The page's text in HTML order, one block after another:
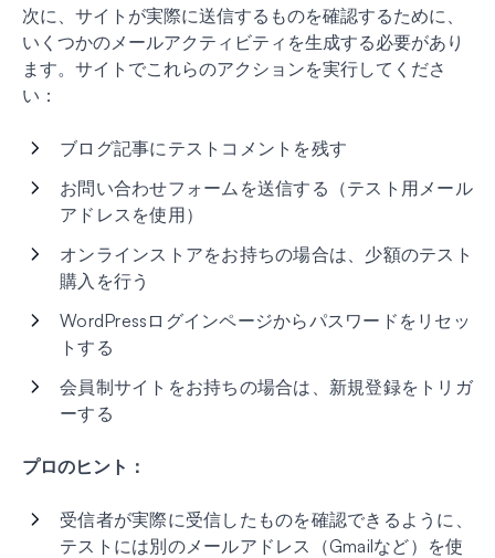
次に、サイトが実際に送信するものを確認するために、
いくつかのメールアクティビティを生成する必要があり
ます。サイトでこれらのアクションを実行してくださ
い：
ブログ記事にテストコメントを残す
お問い合わせフォームを送信する（テスト用メール
アドレスを使用）
オンラインストアをお持ちの場合は、少額のテスト
購入を行う
WordPressログインページからパスワードをリセッ
トする
会員制サイトをお持ちの場合は、新規登録をトリガ
ーする
プロのヒント：
受信者が実際に受信したものを確認できるように、
テストには別のメールアドレス（Gmailなど）を使